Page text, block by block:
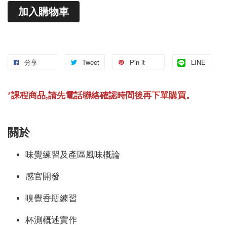
加入購物車
分享 Tweet Pin it LINE
*課程商品,請先電話聯絡確認時間後再下單購買。
關於
味覺練習及產區風味概論
感官開發
嗅覺香瓶練習
杯測概述實作